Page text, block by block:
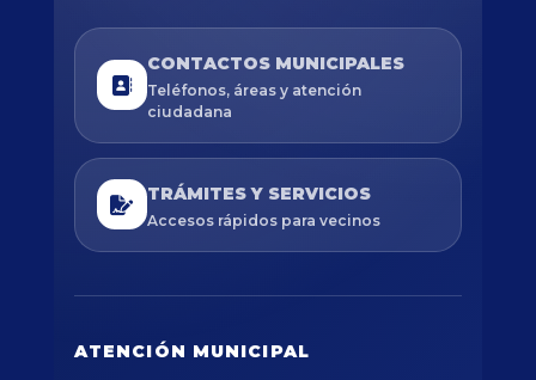
CONTACTOS MUNICIPALES
Teléfonos, áreas y atención
ciudadana
TRÁMITES Y SERVICIOS
Accesos rápidos para vecinos
ATENCIÓN MUNICIPAL